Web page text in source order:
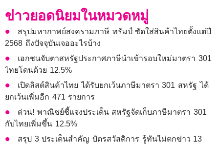
ข่าวยอดนิยมในหมวดหมู่
สรุปมหากาพย์สงครามภาษี ทรัมป์ ซัดใส่สินค้าไทยตั้งแต่ปี
2568 ถึงปัจจุบันเจออะไรบ้าง
เอกชนจับตาสหรัฐประกาศภาษีนำเข้ารอบใหม่มาตรา 301
ไทยโดนด้วย 12.5%
เปิดลิสต์สินค้าไทย ได้รับยกเว้นภาษีมาตรา 301 สหรัฐ ได้
ยกเว้นเพิ่มอีก 471 รายการ
ด่วน! พาณิชย์ชี้แจงประเด็น สหรัฐจัดเก็บภาษีมาตรา 301
กับไทยเพิ่มขึ้น 12.5%
สรุป 3 ประเด็นสำคัญ บัตรสวัสดิการ รู้ทันไม่ตกข่าว 13